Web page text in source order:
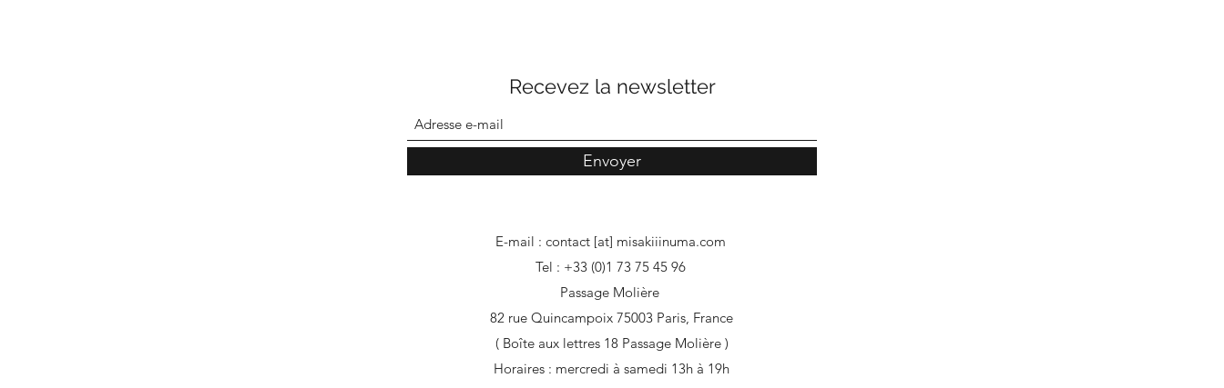
Recevez la newsletter
Envoyer
E-mail : contact [at] misakiiinuma.com
Tel : +33 (0)1 73 75 45 96
Passage Molière
82 rue Quincampoix 75003 Paris, France
( Boîte aux lettres 18 Passage Molière )
Horaires : mercredi à samedi 13h à 19h